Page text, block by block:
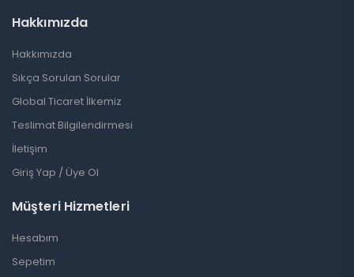
Hakkımızda
Hakkımızda
Sıkça Sorulan Sorular
Global Ticaret İlkemiz
Teslimat Bilgilendirmesi
İletişim
Giriş Yap / Üye Ol
Müşteri Hizmetleri
Hesabım
Sepetim